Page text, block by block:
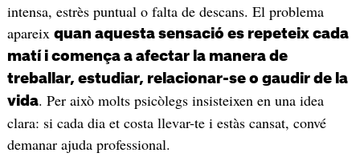
intensa, estrès puntual o falta de descans. El problema
apareix quan aquesta sensació es repeteix cada
matí i comença a afectar la manera de
treballar, estudiar, relacionar-se o gaudir de la
vida. Per això molts psicòlegs insisteixen en una idea
clara: si cada dia et costa llevar-te i estàs cansat, convé
demanar ajuda professional.